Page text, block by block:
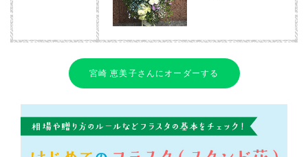
宮崎 恵美子さんにオーダーする